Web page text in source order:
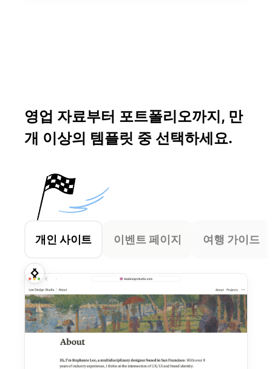
영업 자료부터 포트폴리오까지, 만
개 이상의 템플릿 중 선택하세요.
개인 사이트 이벤트 페이지 여행 가이드